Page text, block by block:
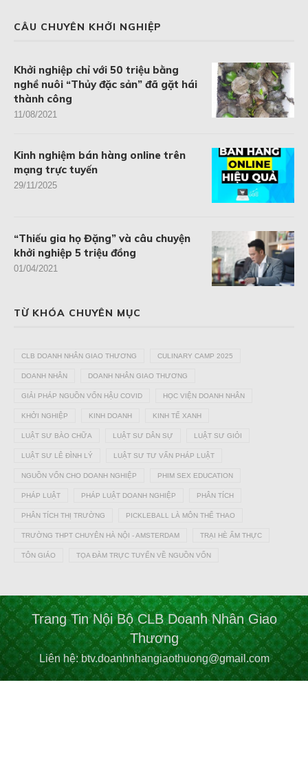
CÂU CHUYÊN KHỞI NGHIỆP
Khởi nghiệp chỉ với 50 triệu bằng
nghề nuôi “Thủy đặc sản” đã gặt hái
thành công
11/08/2021
Kinh nghiệm bán hàng online trên
mạng trực tuyến
29/11/2025
“Thiếu gia họ Đặng” và câu chuyện
khởi nghiệp 5 triệu đồng
01/04/2021
TỪ KHÓA CHUYÊN MỤC
CLB DOANH NHÂN GIAO THƯƠNG CULINARY CAMP 2025
DOANH NHÂN DOANH NHÂN GIAO THƯƠNG
GIẢI PHÁP NGUỒN VỐN HẬU COVID HỌC VIỆN DOANH NHÂN
KHỞI NGHIỆP KINH DOANH KINH TẾ XANH
LUẬT SƯ BÀO CHỮA LUẬT SƯ DÂN SỰ LUẬT SƯ GIỎI
LUẬT SƯ LÊ ĐÌNH LÝ LUẬT SƯ TƯ VẤN PHÁP LUẬT
NGUỒN VỐN CHO DOANH NGHIỆP PHIM SEX EDUCATION
PHÁP LUẬT PHÁP LUẬT DOANH NGHIỆP PHÂN TÍCH
PHÂN TÍCH THỊ TRƯỜNG PICKLEBALL LÀ MÔN THỂ THAO
TRƯỜNG THPT CHUYÊN HÀ NỘI - AMSTERDAM TRẠI HÈ ẨM THỰC
TÔN GIÁO TỌA ĐÀM TRỰC TUYẾN VỀ NGUỒN VỐN
Trang Tin Nội Bộ CLB Doanh Nhân Giao
Thương
Liên hệ: btv.doanhnhangiaothuong@gmail.com